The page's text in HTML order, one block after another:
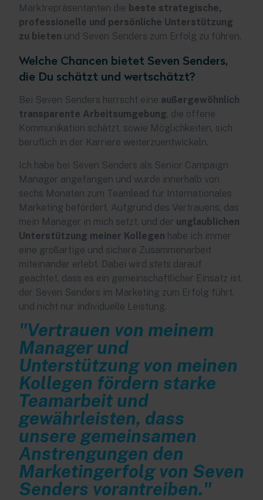
Marktrepräsentanten die beste strategische,
professionelle und persönliche Unterstützung
zu bieten und Seven Senders zum Erfolg zu führen.
Welche Chancen bietet Seven Senders,
die Du schätzt und wertschätzt?
Bei Seven Senders herrscht eine außergewöhnlich
transparente Arbeitsumgebung, die offene
Kommunikation schätzt, sowie Möglichkeiten, sich
beruflich in der Karriere weiterzuentwickeln.
Ich habe bei Seven Senders als Senior Campaign
Manager angefangen und wurde innerhalb von
sechs Monaten zum Teamlead für Internationales
Marketing befördert. Aufgrund des Vertrauens, das
mein Manager in mich setzt, und der unglaublichen
Unterstützung meiner Kollegen habe ich immer
eine großartige und sichere Zusammenarbeit
miteinander erlebt. Dabei wird stets darauf
geachtet, dass es ein gemeinschaftlicher Einsatz ist,
der Seven Senders im Marketing zum Erfolg führt,
und nicht nur individuelle Leistung.
"Vertrauen von meinem
Manager und
Unterstützung von meinen
Kollegen fördern starke
Teamarbeit und
gewährleisten, dass
unsere gemeinsamen
Anstrengungen den
Marketingerfolg von Seven
Senders vorantreiben."